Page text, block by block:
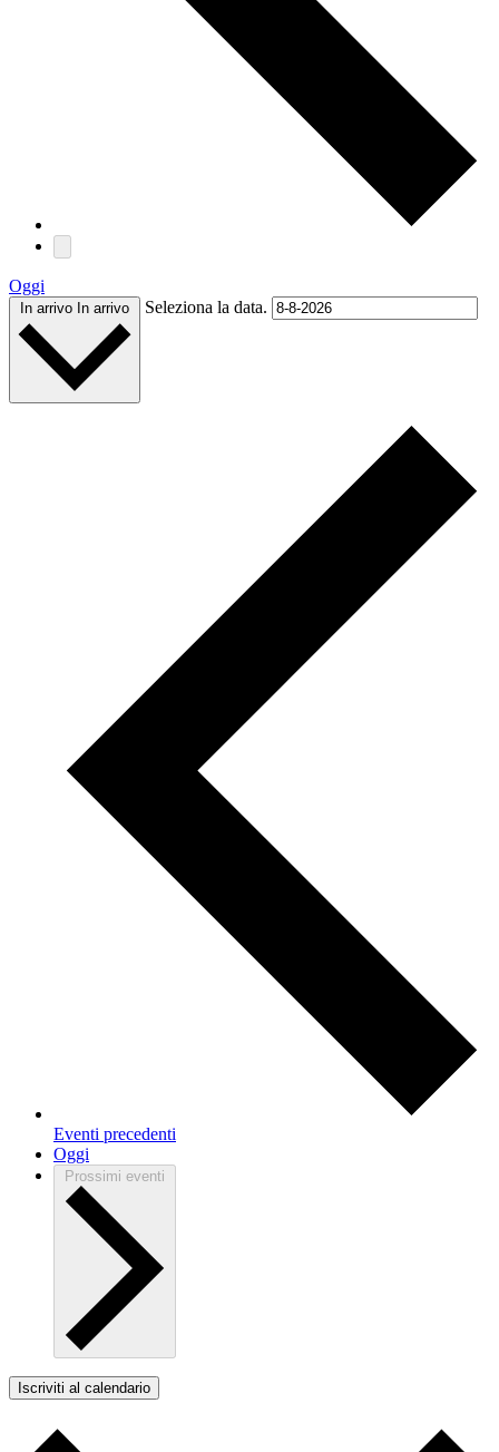
Oggi
In arrivo In arrivo Seleziona la data.
Eventi precedenti
Oggi
Prossimi eventi
Iscriviti al calendario